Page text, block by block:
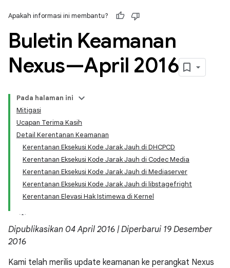
Apakah informasi ini membantu?
Buletin Keamanan
Nexus—April 2016
Pada halaman ini
Mitigasi
Ucapan Terima Kasih
Detail Kerentanan Keamanan
Kerentanan Eksekusi Kode Jarak Jauh di DHCPCD
Kerentanan Eksekusi Kode Jarak Jauh di Codec Media
Kerentanan Eksekusi Kode Jarak Jauh di Mediaserver
Kerentanan Eksekusi Kode Jarak Jauh di libstagefright
Kerentanan Elevasi Hak Istimewa di Kernel
Dipublikasikan 04 April 2016 | Diperbarui 19 Desember
2016
Kami telah merilis update keamanan ke perangkat Nexus